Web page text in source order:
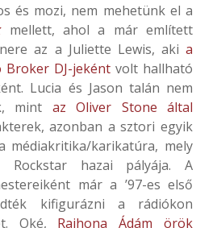
és mozi, nem mehetünk el a
mellett, ahol a már említett
az a Juliette Lewis, aki a
Broker DJ-jeként volt hallható
Lucia és Jason talán nem
mint az Oliver Stone által
azonban a sztori egyik
médiakritika/karikatúra, mely
Rockstar hazai pályája. A
már a ’97-es első
kifigurázni a rádiókon
Oké, Rajhona Ádám örök